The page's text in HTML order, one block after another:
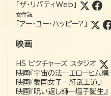
「ザ・リバティWeb」
女性誌
「アー・ユー・ハッピー?」
映画
HS ピクチャーズ スタジオ
映画『宇宙の法―エローヒム編
映画『愛国女子―紅武士道』
映画『呪い返し師—塩子誕生』